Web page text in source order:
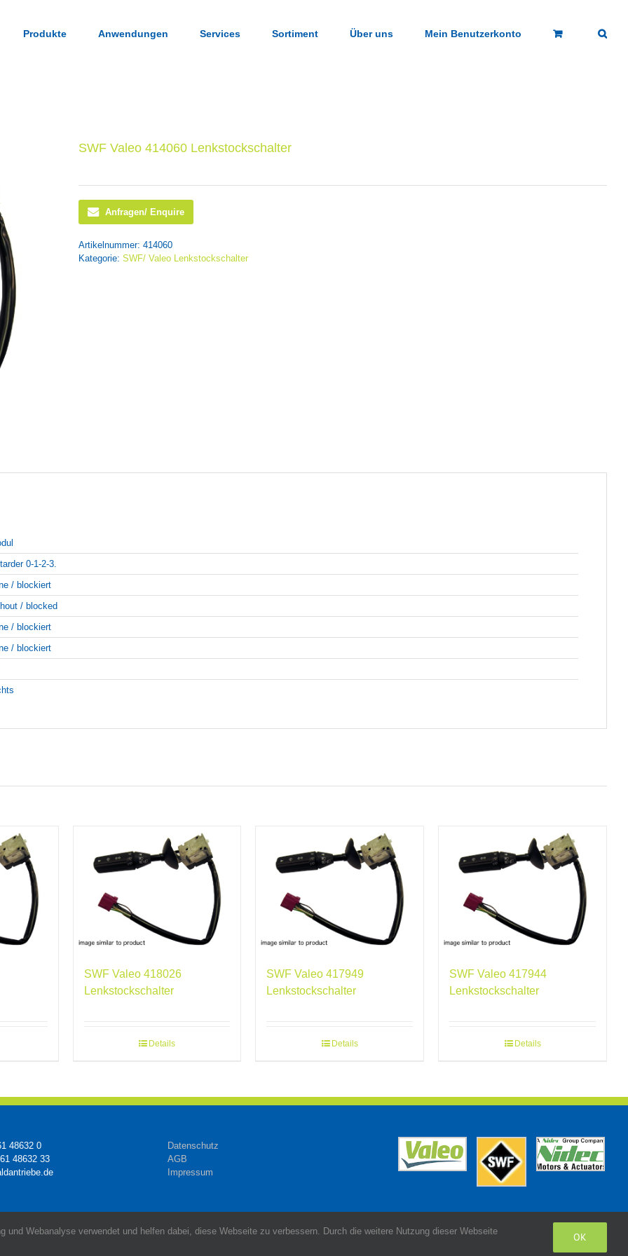
Produkte Anwendungen Services Sortiment Über uns Mein Benutzerkonto
SWF Valeo 414060 Lenkstockschalter
Anfragen/ Enquire
Artikelnummer: 414060
Kategorie: SWF/ Valeo Lenkstockschalter
0-1-2-3.
/ blockiert
/ blocked
/ blockiert
/ blockiert
SWF Valeo 418026
Lenkstockschalter
Details
SWF Valeo 417949
Lenkstockschalter
Details
SWF Valeo 417944
Lenkstockschalter
Details
48632 0
48632 33
Datenschutz
AGB
Impressum
Webanalyse verwendet und helfen dabei, diese Webseite zu verbessern. Durch die weitere Nutzung dieser Webseite
OK